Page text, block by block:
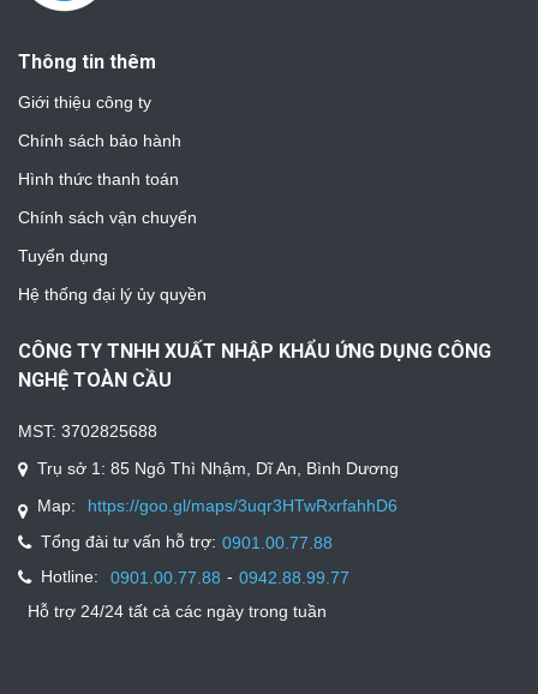
Thông tin thêm
Giới thiệu công ty
Chính sách bảo hành
Hình thức thanh toán
Chính sách vận chuyển
Tuyển dụng
Hệ thống đại lý ủy quyền
CÔNG TY TNHH XUẤT NHẬP KHẨU ỨNG DỤNG CÔNG
NGHỆ TOÀN CẦU
MST: 3702825688
Trụ sở 1: 85 Ngô Thì Nhậm, Dĩ An, Bình Dương
Map:
https://goo.gl/maps/3uqr3HTwRxrfahhD6
Tổng đài tư vấn hỗ trợ: 0901.00.77.88
Hotline:
0901.00.77.88 - 0942.88.99.77
Hỗ trợ 24/24 tất cả các ngày trong tuần